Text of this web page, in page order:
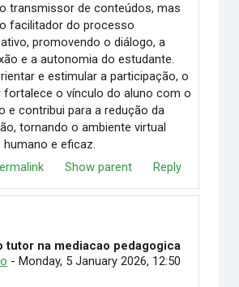
transmissor de conteúdos, mas
facilitador do processo
promovendo o diálogo, a
e a autonomia do estudante.
e estimular a participação, o
fortalece o vínculo do aluno com o
e contribui para a redução da
tornando o ambiente virtual
humano e eficaz.
Show parent Reply
Martino
tutor na mediacao pedagogica
- Monday, 5 January 2026, 12:50